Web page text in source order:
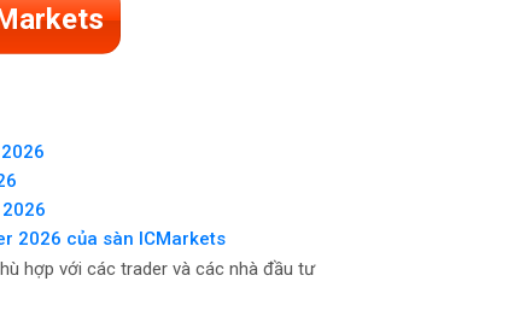
2026
2026 của sàn ICMarkets
hợp với các trader và các nhà đầu tư